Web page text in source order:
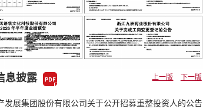
息披露 上一版 下一版
发展集团股份有限公司关于公开招募重整投资人的公告